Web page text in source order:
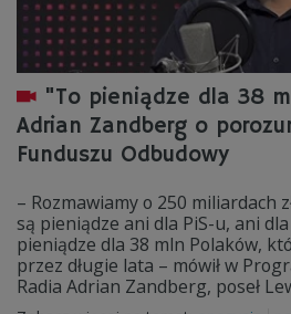
"To pieniądze dla 38
Adrian Zandberg o
Funduszu Odbudowy
– Rozmawiamy o 250 miliardach
są pieniądze ani dla PiS-u, ani
pieniądze dla 38 mln Polaków,
przez długie lata – mówił w
Radia Adrian Zandberg, poseł